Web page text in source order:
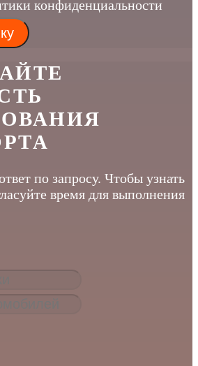
конфиденциальности
по запросу. Чтобы узнать
время для выполнения